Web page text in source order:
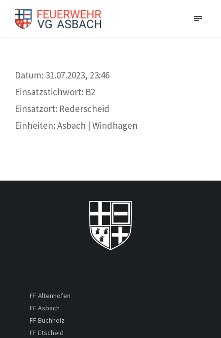
Datum: 31.07.2023, 23:46
Einsatzstichwort: B2
Einsatzort: Rederscheid
Einheiten: Asbach | Windhagen
FF Altenhofen
FF Asbach
FF Buchholz
FF Etscheid